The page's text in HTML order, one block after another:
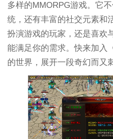
多样的MMORPG游戏。它
统，还有丰富的社交元素和
扮演游戏的玩家，还是喜欢
能满足你的需求。快来加入
的世界，展开一段奇幻而又